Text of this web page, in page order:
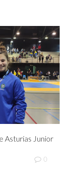
Asturias Junior
0